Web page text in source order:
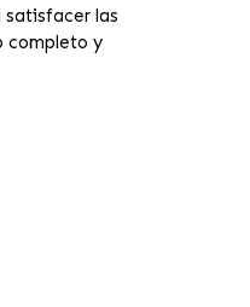
satisfacer las
completo y